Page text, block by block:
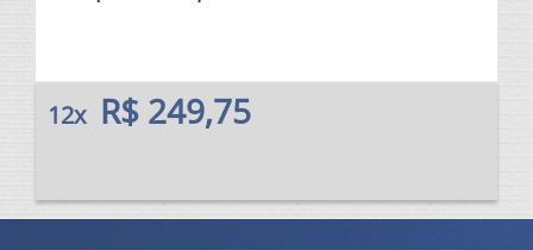
12x R$ 249,75